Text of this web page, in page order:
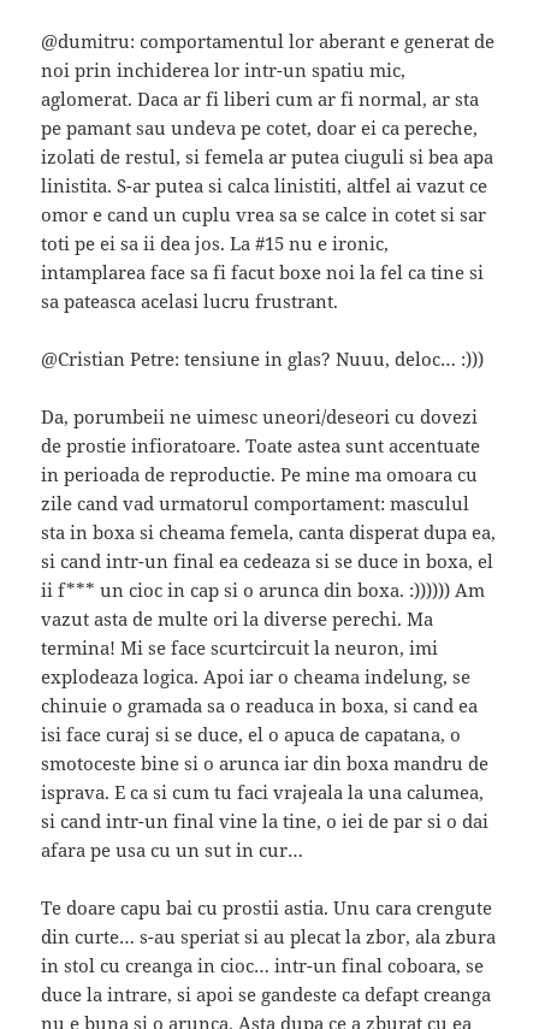
@dumitru: comportamentul lor aberant e generat de
noi prin inchiderea lor intr-un spatiu mic,
aglomerat. Daca ar fi liberi cum ar fi normal, ar sta
pe pamant sau undeva pe cotet, doar ei ca pereche,
izolati de restul, si femela ar putea ciuguli si bea apa
linistita. S-ar putea si calca linistiti, altfel ai vazut ce
omor e cand un cuplu vrea sa se calce in cotet si sar
toti pe ei sa ii dea jos. La #15 nu e ironic,
intamplarea face sa fi facut boxe noi la fel ca tine si
sa pateasca acelasi lucru frustrant.
@Cristian Petre: tensiune in glas? Nuuu, deloc… :)))
Da, porumbeii ne uimesc uneori/deseori cu dovezi
de prostie infioratoare. Toate astea sunt accentuate
in perioada de reproductie. Pe mine ma omoara cu
zile cand vad urmatorul comportament: masculul
sta in boxa si cheama femela, canta disperat dupa ea,
si cand intr-un final ea cedeaza si se duce in boxa, el
ii f*** un cioc in cap si o arunca din boxa. :)))))) Am
vazut asta de multe ori la diverse perechi. Ma
termina! Mi se face scurtcircuit la neuron, imi
explodeaza logica. Apoi iar o cheama indelung, se
chinuie o gramada sa o readuca in boxa, si cand ea
isi face curaj si se duce, el o apuca de capatana, o
smotoceste bine si o arunca iar din boxa mandru de
isprava. E ca si cum tu faci vrajeala la una calumea,
si cand intr-un final vine la tine, o iei de par si o dai
afara pe usa cu un sut in cur…
Te doare capu bai cu prostii astia. Unu cara crengute
din curte… s-au speriat si au plecat la zbor, ala zbura
in stol cu creanga in cioc… intr-un final coboara, se
duce la intrare, si apoi se gandeste ca defapt creanga
nu e buna si o arunca. Asta dupa ce a zburat cu ea